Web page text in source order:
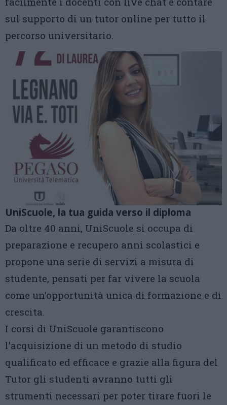
sul supporto di un tutor online per tutto il
percorso universitario.
UniScuole, la tua guida verso il diploma
Da oltre 40 anni, UniScuole si occupa di
preparazione e recupero anni scolastici e
propone una serie di servizi a misura di
studente, pensati per far vivere la scuola
come un’opportunità unica di formazione e di
crescita.
I corsi di UniScuole garantiscono
l’acquisizione di un metodo di studio
qualificato ed efficace e grazie alla figura del
Tutor gli studenti avranno tutti gli
strumenti necessari per poter tirare fuori le